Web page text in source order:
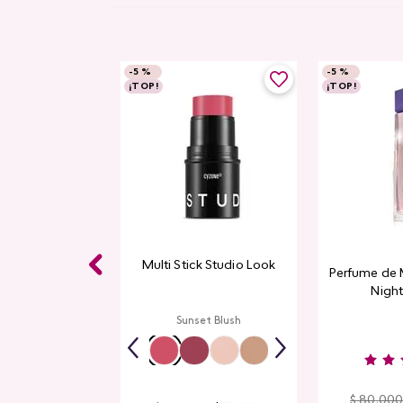
-5 %
¡TOP!
Multi Stick Studio Look
Sunset Blush
-5 %
¡TOP!
Perfume de